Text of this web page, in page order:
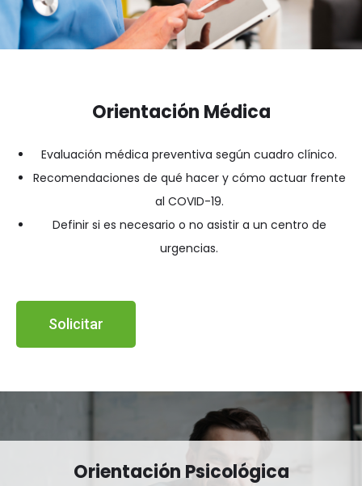
Orientación Médica
Evaluación médica preventiva según cuadro clínico.
Recomendaciones de qué hacer y cómo actuar frente
al COVID-19.
Definir si es necesario o no asistir a un centro de
urgencias.
Solicitar
Orientación Psicológica